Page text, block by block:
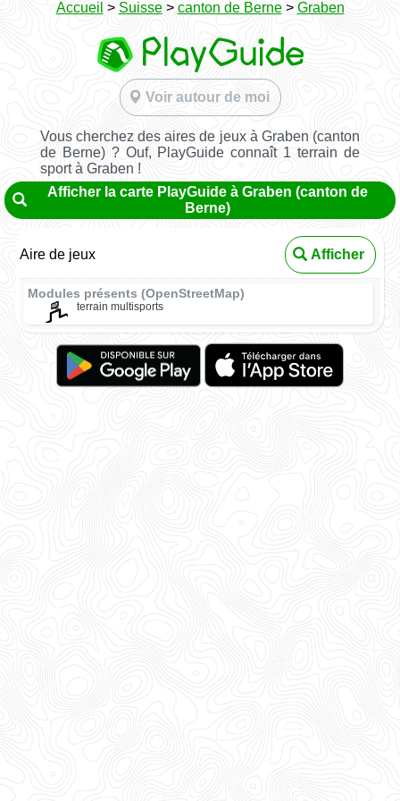
Accueil > Suisse> canton de Berne> Graben
Voir autour de moi
Vous cherchez des aires de jeux à Graben (canton
de Berne) ? Ouf, PlayGuide connaît 1 terrain de
sport à Graben !
Afficher la carte PlayGuide à Graben (canton de
Berne)
Aire de jeux Afficher
Modules présents (OpenStreetMap)
terrain multisports